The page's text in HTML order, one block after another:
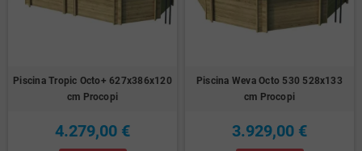
Piscina Tropic Octo+ 627x386x120
cm Procopi
4.279,00 €
Piscina Weva Octo 530 528x133
cm Procopi
3.929,00 €